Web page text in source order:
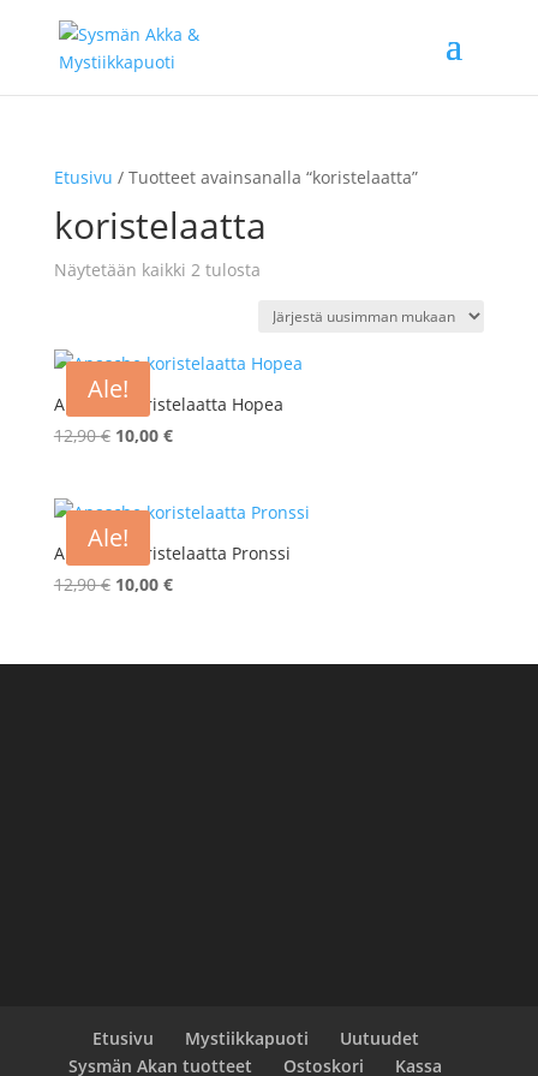
Etusivu / Tuotteet avainsanalla “koristelaatta”
koristelaatta
Näytetään kaikki 2 tulostaSorted
latest
Ale!
Apasche koristelaatta Hopea
12,90€ Alkuperäinen
12,90 €.
10,00 €Nykyinen
10,00 €.
Ale!
Apasche koristelaatta Pronssi
12,90€ Alkuperäinen
12,90 €.
10,00 €Nykyinen
10,00 €.
Etusivu Mystiikkapuoti
Uutuudet
Sysmän Akan tuotteet
Ostoskori Kassa